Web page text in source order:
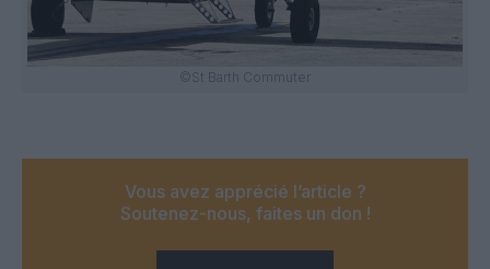
©St Barth Commuter
Vous avez apprécié l’article ?
Soutenez-nous, faites un don !